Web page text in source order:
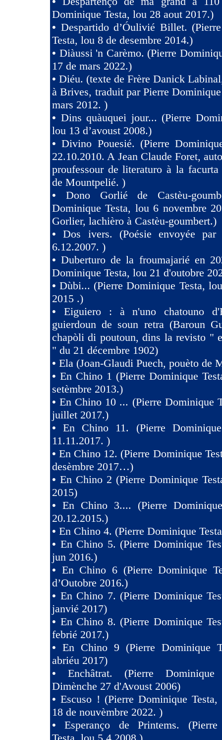
Dominique Testa, lou 28 aout 2017.)
• Despartido d’Óulivié Billet.
Testa, lou 8 de desembre 2014.)
• Diàussi 'n Carèmo. (Pierre
17 de mars 2022.)
• Diéu. (texte de Frère Danick
à Brives, traduit par Pierre
mars 2012. )
• Dins quàuquei jour... (Pierre
lou 13 d’avoust 2008.)
•Divino Pouesié. (Pierre
22.10.2010. A Jean Claude Foret,
proufessour de literaturo à la
de Mountpelié. )
• Dono Gorlié de Castèu-
Dominique Testa, lou 6 novembre
Gorlier, lachièro à Castèu-goumbert.)
•Dos ivers. (Poésie envoyée
6.12.2007. )
•Duberturo de la froumajarié en
Dominique Testa, lou 21 d'outobre
•Dùbi... (Pierre Dominique Testa,
2015 .)
• Eiguiero : à n'uno chatouno
guierdoun de soun retra (Baroun
chapòli di poutoun, dins la revisto "
" du 21 décembre 1902)
• Ela (Joan-Glaudi Puech, pouèto de
• En Chino 1 (Pierre Dominique
setèmbre 2013.)
•En Chino 10 ... (Pierre Dominique
juillet 2017.)
•En Chino 11. (Pierre
11.11.2017. )
•En Chino 12. (Pierre Dominique
desèmbre 2017…)
• En Chino 2 (Pierre Dominique
2015)
• En Chino 3.... (Pierre
20.12.2015.)
• En Chino 4. (Pierre Dominique
• En Chino 5. (Pierre Dominique
jun 2016.)
• En Chino 6 (Pierre Dominique
d’Outobre 2016.)
• En Chino 7. (Pierre Dominique
janvié 2017)
• En Chino 8. (Pierre Dominique
febrié 2017.)
• En Chino 9 (Pierre Dominique
abriéu 2017)
• Enchâtrat. (Pierre
Dimènche 27 d'Avoust 2006)
•Escuso ! (Pierre Dominique
18 de nouvèmbre 2022. )
•Esperanço de Printems.